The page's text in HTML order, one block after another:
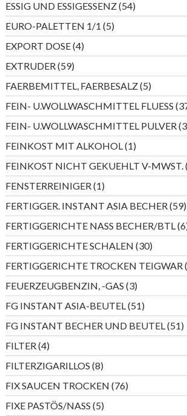
ESSIG UND ESSIGESSENZ 5454
Produkte
EURO-PALETTEN 1/1 55
Produkte
EXPORT DOSE 44
Produkte
EXTRUDER 5959
Produkte
FAERBEMITTEL, FAERBESALZ 55
Produkte
FEIN- U.WOLLWASCHMITTEL FLUESS
FEIN- U.WOLLWASCHMITTEL PULVER 3
FEINKOST MIT ALKOHOL 11
Produkt
FEINKOST NICHT GEKUEHLT V-MWST.
FENSTERREINIGER 11
Produkt
FERTIGGER. INSTANT ASIA BECHER 59
FERTIGGERICHTE NASS BECHER/BTL 6
FERTIGGERICHTE SCHALEN 3030
FERTIGGERICHTE TROCKEN TEIGWAR
FEUERZEUGBENZIN, -GAS 33
Produkte
FG INSTANT ASIA-BEUTEL 5151
Produkte
FG INSTANT BECHER UND BEUTEL 5151
FILTER 44
Produkte
FILTERZIGARILLOS 88
Produkte
FIX SAUCEN TROCKEN 7676
Produkte
FIXE PASTÖS/NASS 55